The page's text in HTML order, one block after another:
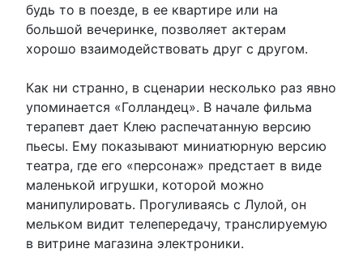
будь то в поезде, в ее квартире или на
большой вечеринке, позволяет актерам
хорошо взаимодействовать друг с другом.
Как ни странно, в сценарии несколько раз явно
упоминается «Голландец». В начале фильма
терапевт дает Клею распечатанную версию
пьесы. Ему показывают миниатюрную версию
театра, где его «персонаж» предстает в виде
маленькой игрушки, которой можно
манипулировать. Прогуливаясь с Лулой, он
мельком видит телепередачу, транслируемую
в витрине магазина электроники.